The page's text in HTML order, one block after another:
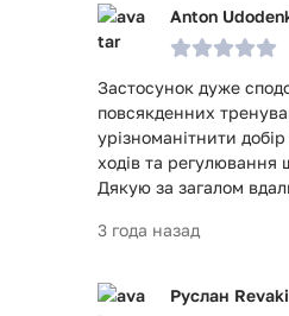
Anton
Застосунок дуже
повсякденних
урізноманітнити
ходів та
Дякую за загалом
3 года назад
Руслан